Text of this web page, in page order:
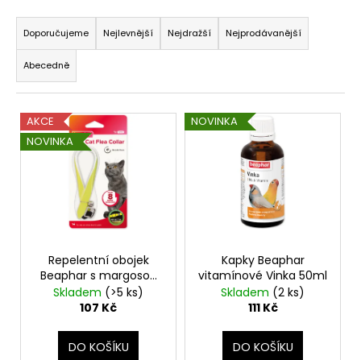
Ř
a
z
e
n
í
p
Doporučujeme Nejlevnější Nejdražší Nejprodávanější
Abecedně
V
ý
p
AKCE
NOVINKA
Repelentní obojek
Beaphar s margosou
pro kočky, reflexní
Skladem (>5 ks)
107 Kč
DO KOŠÍKU
NOVINKA
Kapky Beaphar
vitamínové Vinka 50ml
Skladem (2 ks)
111 Kč
DO KOŠÍKU
e
n
a
j
í
t
?